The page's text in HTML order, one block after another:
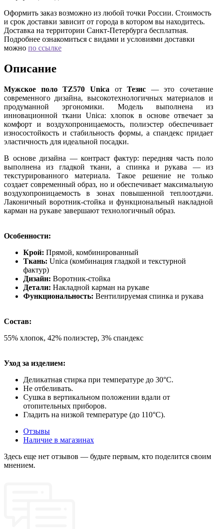
Оформить заказ возможно из любой точки России. Стоимость
и срок доставки зависит от города в котором вы находитесь.
Доставка на территории Санкт-Петербурга бесплатная.
Подробнее ознакомиться с видами и условиями доставки
можно по ссылке
Описание
Мужское поло TZ570 Unica отТезис — это сочетание
современного дизайна, высокотехнологичных материалов и
продуманной эргономики. Модель выполнена из
инновационной ткани Unica: хлопок в основе отвечает за
комфорт и воздухопроницаемость, полиэстер обеспечивает
износостойкость и стабильность формы, а спандекс придает
эластичность для идеальной посадки.
В основе дизайна — контраст фактур: передняя часть поло
выполнена из гладкой ткани, а спинка и рукава — из
текстурированного материала. Такое решение не только
создает современный образ, но и обеспечивает максимальную
воздухопроницаемость в зонах повышенной теплоотдачи.
Лаконичный воротник-стойка и функциональный накладной
карман на рукаве завершают технологичный образ.
Особенности:
Крой: Прямой, комбинированный
Ткань: Unica (комбинация гладкой и текстурной
фактур)
Дизайн: Воротник-стойка
Детали: Накладной карман на рукаве
Функциональность: Вентилируемая спинка и рукава
Состав:
55% хлопок, 42% полиэстер, 3% спандекс
Уход за изделием:
Деликатная стирка при температуре до 30°C.
Не отбеливать.
Сушка в вертикальном положении вдали от
отопительных приборов.
Гладить на низкой температуре (до 110°C).
Отзывы
Наличие в магазинах
Здесь еще нет отзывов — будьте первым, кто поделится своим
мнением.